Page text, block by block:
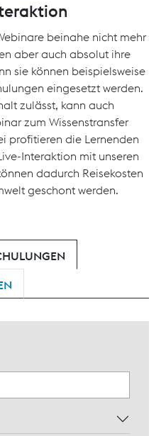
beinahe nicht mehr
aber auch absolut ihre
sie können beispielsweise
eingesetzt werden.
zulässt, kann auch
zum Wissenstransfer
profitieren die Lernenden
Interaktion mit unseren
dadurch Reisekosten
geschont werden.